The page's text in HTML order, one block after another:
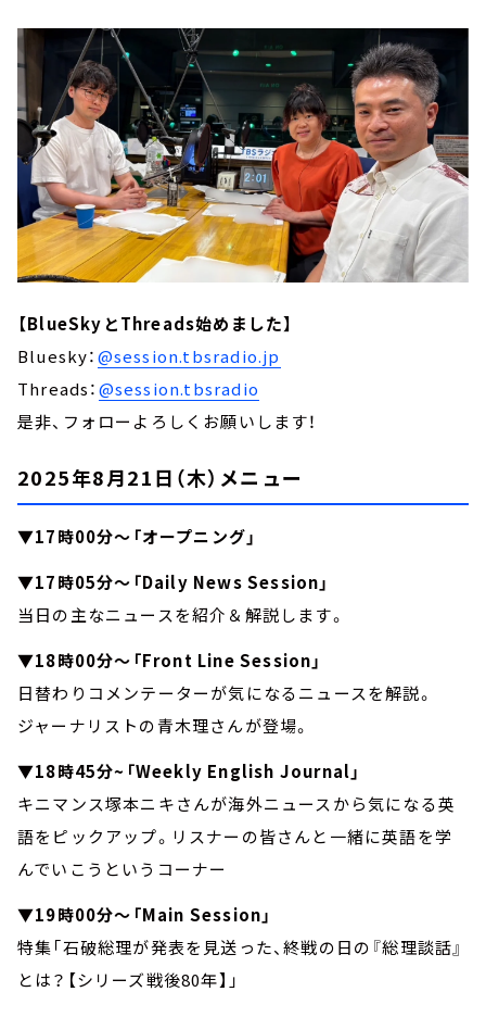
【BlueSkyとThreads始めました】
Bluesky：@session.tbsradio.jp
Threads：@session.tbsradio
是非、フォローよろしくお願いします！
2025年8月21日（木）メニュー
▼17時00分～「オープニング」
▼17時05分～「Daily News Session」
当日の主なニュースを紹介＆解説します。
▼18時00分～「Front Line Session」
日替わりコメンテーターが気になるニュースを解説。
ジャーナリストの青木理さんが登場。
▼18時45分~「Weekly English Journal」
キニマンス塚本ニキさんが海外ニュースから気になる英
語をピックアップ。リスナーの皆さんと一緒に英語を学
んでいこうというコーナー
▼19時00分～「Main Session」
特集「石破総理が発表を見送った、終戦の日の『総理談話』
とは？【シリーズ戦後80年】」